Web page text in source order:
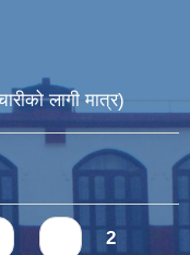
लागी मात्र)
2